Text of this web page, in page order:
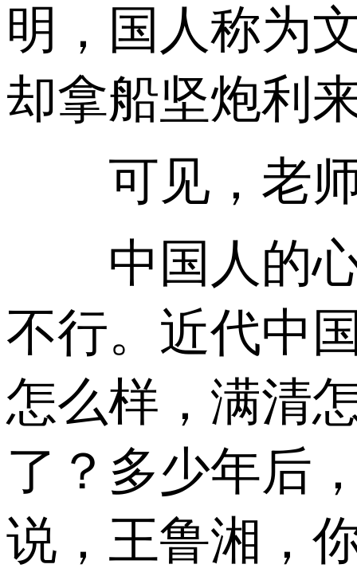
明，国人称为
却拿船坚炮利
可见，老师
中国人的心
不行。近代中
怎么样，满清
了？多少年后
说，王鲁湘，